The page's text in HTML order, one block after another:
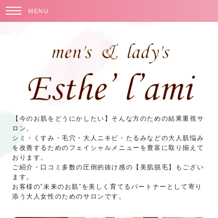
MENU
【今のお肌をどうにかしたい】そんな方のための結果重視サ
ロン。
シミ・くすみ・毛穴・大人ニキビ・たるみなどの大人肌悩み
を改善するためのフェイシャルメニューを豊富に取り揃えて
おります。
ご紹介・口コミ多数の圧倒的抜け感の【美肌脱毛】もござい
ます。
お客様の“未来のお肌”を美しく育てるパートナーとして寄り
添う大人女性のためのサロンです。